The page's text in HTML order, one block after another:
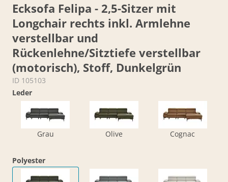
Ecksofa Felipa - 2,5-Sitzer mit
Longchair rechts inkl. Armlehne
verstellbar und
Rückenlehne/Sitztiefe verstellbar
(motorisch), Stoff, Dunkelgrün
ID 105103
Leder
Grau Olive Cognac
Polyester